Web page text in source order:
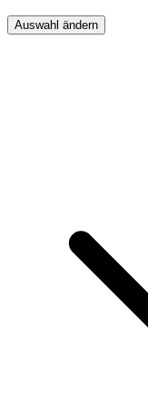
Auswahl ändern